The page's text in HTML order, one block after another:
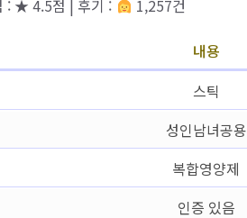
: ★ 4.5점 | 후기 : 1,257건
내용
스틱
성인남녀공용
복합영양제
인증 있음